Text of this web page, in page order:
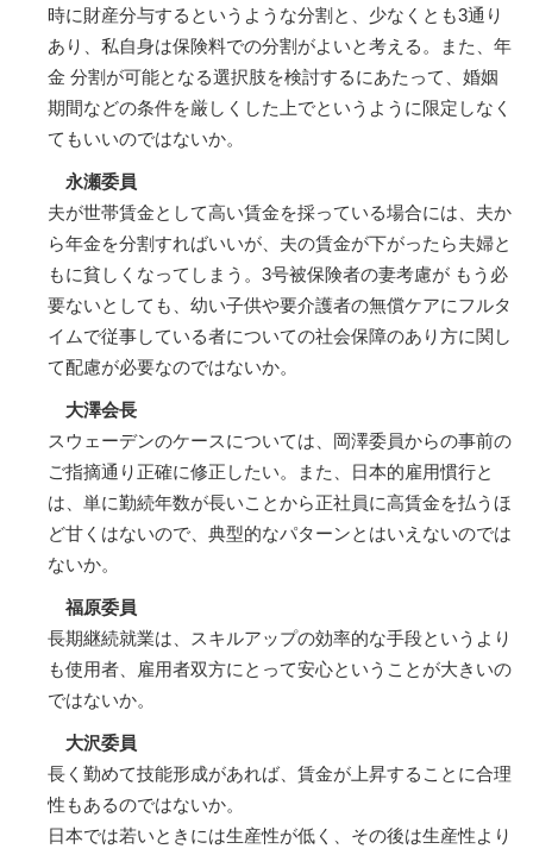
時に財産分与するというような分割と、少なくとも3通り
あり、私自身は保険料での分割がよいと考える。また、年
金 分割が可能となる選択肢を検討するにあたって、婚姻
期間などの条件を厳しくした上でというように限定しなく
てもいいのではないか。
永瀬委員
夫が世帯賃金として高い賃金を採っている場合には、夫か
ら年金を分割すればいいが、夫の賃金が下がったら夫婦と
もに貧しくなってしまう。3号被保険者の妻考慮が もう必
要ないとしても、幼い子供や要介護者の無償ケアにフルタ
イムで従事している者についての社会保障のあり方に関し
て配慮が必要なのではないか。
大澤会長
スウェーデンのケースについては、岡澤委員からの事前の
ご指摘通り正確に修正したい。また、日本的雇用慣行と
は、単に勤続年数が長いことから正社員に高賃金を払うほ
ど甘くはないので、典型的なパターンとはいえないのでは
ないか。
福原委員
長期継続就業は、スキルアップの効率的な手段というより
も使用者、雇用者双方にとって安心ということが大きいの
ではないか。
大沢委員
長く勤めて技能形成があれば、賃金が上昇することに合理
性もあるのではないか。
日本では若いときには生産性が低く、その後は生産性より